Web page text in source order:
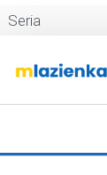
Seria
Kolor